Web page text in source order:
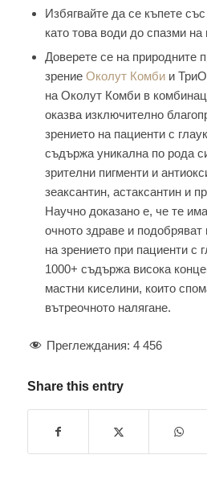
Избягвайте да се къпете
като това води до спазми
Доверете се на природните
зрение Околут Комбии
на Околут Комби в
оказва изключително
зрението на пациенти с
съдържа уникална по рода
зрителни пигменти и
зеаксантин, астаксантин и
Научно доказано е, че те
очното здраве и
на зрението при пациенти с
1000+ съдържа висока
мастни киселини, които
вътреочното налягане.
Преглеждания: 4 456
Share this entry